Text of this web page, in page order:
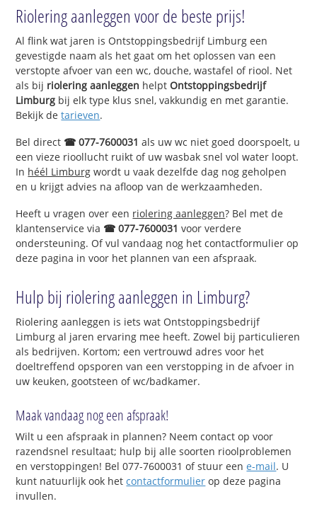
Riolering aanleggen voor de beste prijs!
Al flink wat jaren is Ontstoppingsbedrijf Limburg een
gevestigde naam als het gaat om het oplossen van een
verstopte afvoer van een wc, douche, wastafel of riool. Net
als bij riolering aanleggen helptOntstoppingsbedrijf
Limburg bij elk type klus snel, vakkundig en met garantie.
Bekijk detarieven.
Bel direct ☎ 077-7600031 als uw wc niet goed doorspoelt, u
een vieze rioollucht ruikt of uw wasbak snel vol water loopt.
In héél Limburg wordt u vaak dezelfde dag nog geholpen
en u krijgt advies na afloop van de werkzaamheden.
Heeft u vragen over een riolering aanleggen? Bel met de
klantenservice via ☎ 077-7600031 voor verdere
ondersteuning. Of vul vandaag nog het contactformulier op
deze pagina in voor het plannen van een afspraak.
Hulp bij riolering aanleggen in Limburg?
Riolering aanleggen is iets wat Ontstoppingsbedrijf
Limburg al jaren ervaring mee heeft. Zowel bij particulieren
als bedrijven. Kortom; een vertrouwd adres voor het
doeltreffend opsporen van een verstopping in de afvoer in
uw keuken, gootsteen of wc/badkamer.
Maak vandaag nog een afspraak!
Wilt u een afspraak in plannen? Neem contact op voor
razendsnel resultaat; hulp bij alle soorten rioolproblemen
en verstoppingen! Bel 077-7600031 of stuur eene-mail. U
kunt natuurlijk ook hetcontactformulier op deze pagina
invullen.